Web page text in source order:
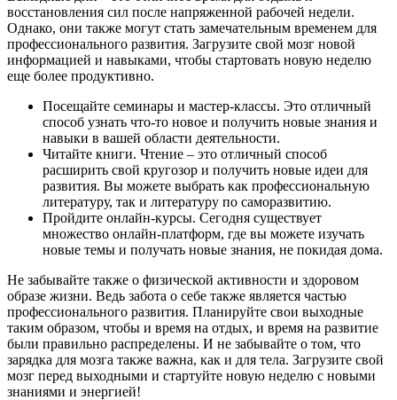
восстановления сил после напряженной рабочей недели.
Однако, они также могут стать замечательным временем для
профессионального развития. Загрузите свой мозг новой
информацией и навыками, чтобы стартовать новую неделю
еще более продуктивно.
Посещайте семинары и мастер-классы. Это отличный
способ узнать что-то новое и получить новые знания и
навыки в вашей области деятельности.
Читайте книги. Чтение – это отличный способ
расширить свой кругозор и получить новые идеи для
развития. Вы можете выбрать как профессиональную
литературу, так и литературу по саморазвитию.
Пройдите онлайн-курсы. Сегодня существует
множество онлайн-платформ, где вы можете изучать
новые темы и получать новые знания, не покидая дома.
Не забывайте также о физической активности и здоровом
образе жизни. Ведь забота о себе также является частью
профессионального развития. Планируйте свои выходные
таким образом, чтобы и время на отдых, и время на развитие
были правильно распределены. И не забывайте о том, что
зарядка для мозга также важна, как и для тела. Загрузите свой
мозг перед выходными и стартуйте новую неделю с новыми
знаниями и энергией!